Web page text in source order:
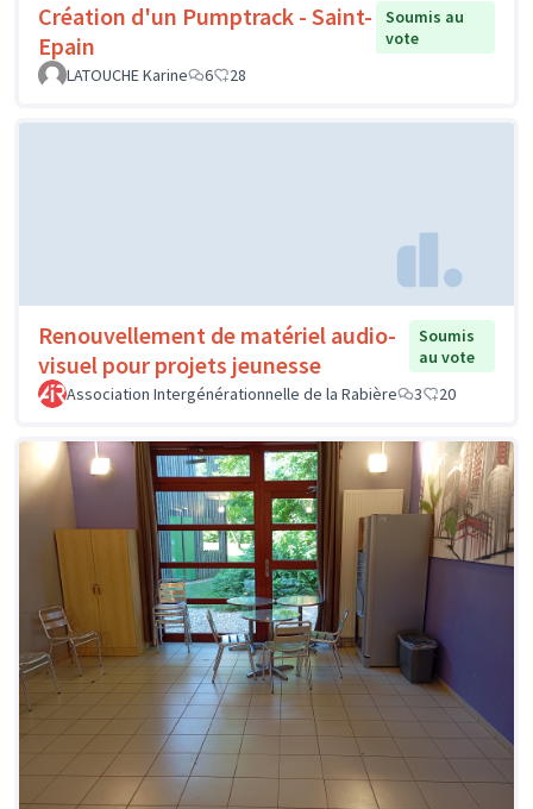
Création d'un Pumptrack - Saint-
Epain
Soumis au
vote
LATOUCHE Karine
6 28
Renouvellement de matériel audio-
visuel pour projets jeunesse
Soumis
au vote
Association Intergénérationnelle de la Rabière
3 20